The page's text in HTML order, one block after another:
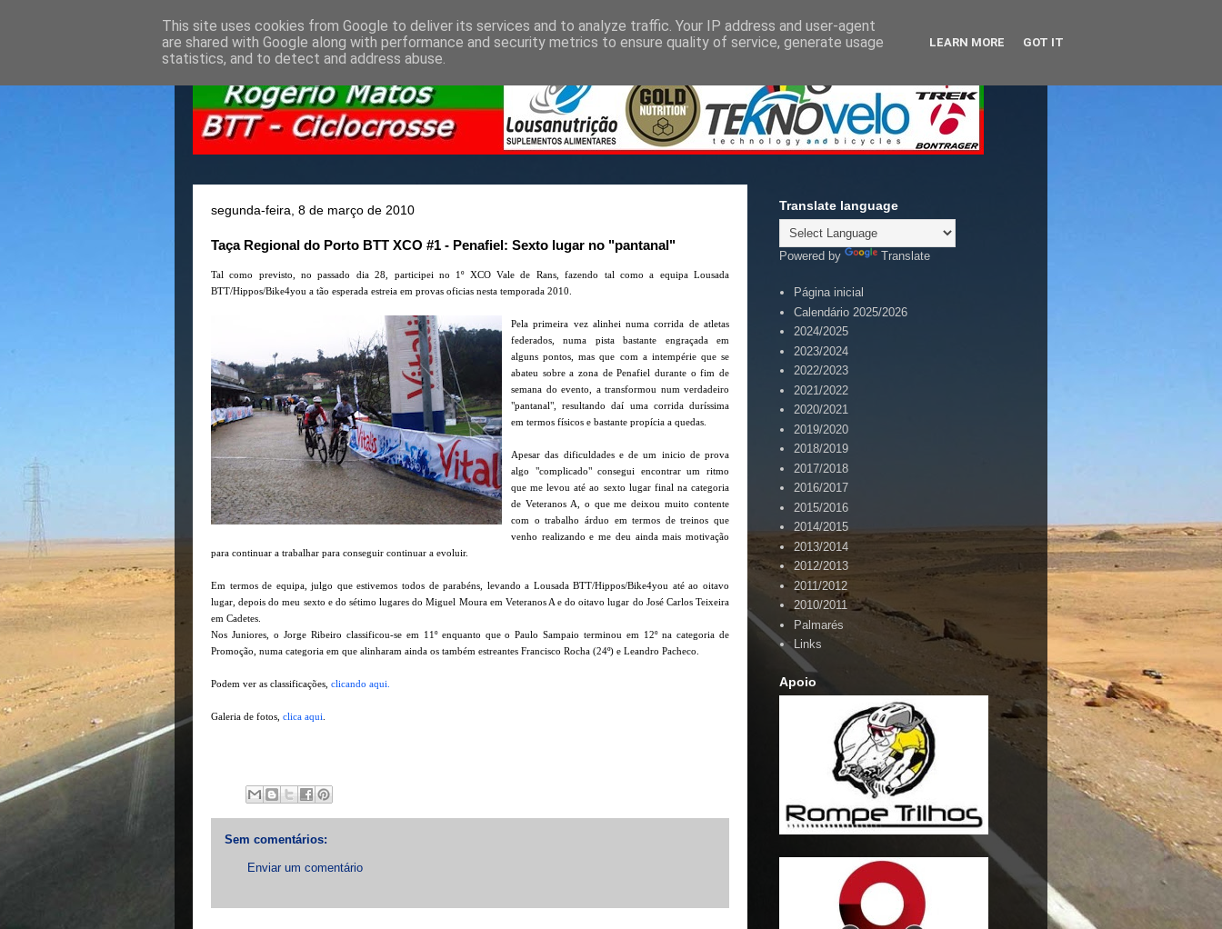
segunda-feira, 8 de março de 2010
Taça Regional do Porto BTT XCO #1 - Penafiel: Sexto lugar no "pantanal"
Tal como previsto, no passado dia 28, participei no 1º XCO Vale de Rans, fazendo tal como a equipa Lousada
BTT/Hippos/Bike4you a tão esperada estreia em provas oficias nesta temporada 2010.
Pela primeira vez alinhei numa corrida de atletas
federados, numa pista bastante engraçada em
alguns pontos, mas que com a intempérie que se
abateu sobre a zona de Penafiel durante o fim de
semana do evento, a transformou num verdadeiro
"pantanal", resultando daí uma corrida duríssima
em termos físicos e bastante propícia a quedas.
Apesar das dificuldades e de um inicio de prova
algo "complicado" consegui encontrar um ritmo
que me levou até ao sexto lugar final na categoria
de Veteranos A, o que me deixou muito contente
com o trabalho árduo em termos de treinos que
venho realizando e me deu ainda mais motivação
para continuar a trabalhar para conseguir continuar a evoluir.
Em termos de equipa, julgo que estivemos todos de parabéns, levando a Lousada BTT/Hippos/Bike4you até ao oitavo
lugar, depois do meu sexto e do sétimo lugares do Miguel Moura em Veteranos A e do oitavo lugar do José Carlos Teixeira
em Cadetes.
Nos Juniores, o Jorge Ribeiro classificou-se em 11º enquanto que o Paulo Sampaio terminou em 12º na categoria de
Promoção, numa categoria em que alinharam ainda os também estreantes Francisco Rocha (24º) e Leandro Pacheco.
Podem ver as classificações, clicando aqui.
Galeria de fotos, clica aqui
Sem comentários:
Enviar um comentário
Translate language
Powered by Translate
Página inicial
Calendário 2025/2026
2024/2025
2023/2024
2022/2023
2021/2022
2020/2021
2019/2020
2018/2019
2017/2018
2016/2017
2015/2016
2014/2015
2013/2014
2012/2013
2011/2012
2010/2011
Palmarés
Links
Apoio
This site uses cookies from Google to deliver its services and to analyze traffic. Your IP address and user-agent
are shared with Google along with performance and security metrics to ensure quality of service, generate usage
statistics, and to detect and address abuse.
LEARN MORE GOT IT